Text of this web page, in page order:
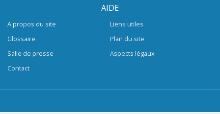
AIDE
A propos du site
Glossaire
Salle de presse
Contact
Liens utiles
Plan du site
Aspects légaux